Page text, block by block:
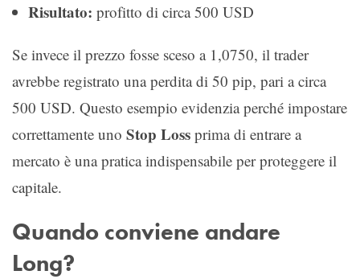
Risultato: profitto di circa 500 USD
Se invece il prezzo fosse sceso a 1,0750, il trader
avrebbe registrato una perdita di 50 pip, pari a circa
500 USD. Questo esempio evidenzia perché impostare
correttamente uno Stop Loss prima di entrare a
mercato è una pratica indispensabile per proteggere il
capitale.
Quando conviene andare
Long?